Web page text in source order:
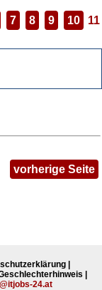
7 8 9 10 11
vorherige Seite
24.at